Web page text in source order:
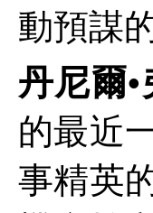
動預謀
丹尼爾•
的最近
事精英